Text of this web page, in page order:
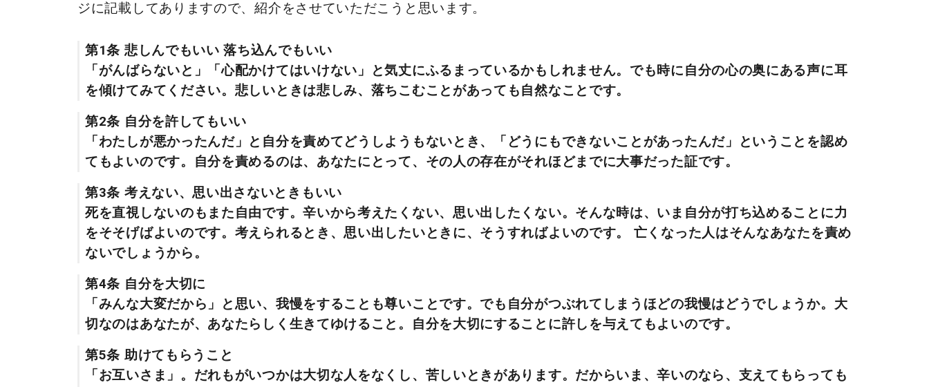
ジに記載してありますので、紹介をさせていただこうと思います。
第1条 悲しんでもいい 落ち込んでもいい
「がんばらないと」「心配かけてはいけない」と気丈にふるまっているかもしれません。でも時に自分の心の奥にある声に耳
を傾けてみてください。悲しいときは悲しみ、落ちこむことがあっても自然なことです。
第2条 自分を許してもいい
「わたしが悪かったんだ」と自分を責めてどうしようもないとき、「どうにもできないことがあったんだ」ということを認め
てもよいのです。自分を責めるのは、あなたにとって、その人の存在がそれほどまでに大事だった証です。
第3条 考えない、思い出さないときもいい
死を直視しないのもまた自由です。辛いから考えたくない、思い出したくない。そんな時は、いま自分が打ち込めることに力
をそそげばよいのです。考えられるとき、思い出したいときに、そうすればよいのです。 亡くなった人はそんなあなたを責め
ないでしょうから。
第4条 自分を大切に
「みんな大変だから」と思い、我慢をすることも尊いことです。でも自分がつぶれてしまうほどの我慢はどうでしょうか。大
切なのはあなたが、あなたらしく生きてゆけること。自分を大切にすることに許しを与えてもよいのです。
第5条 助けてもらうこと
「お互いさま」。だれもがいつかは大切な人をなくし、苦しいときがあります。だからいま、辛いのなら、支えてもらっても